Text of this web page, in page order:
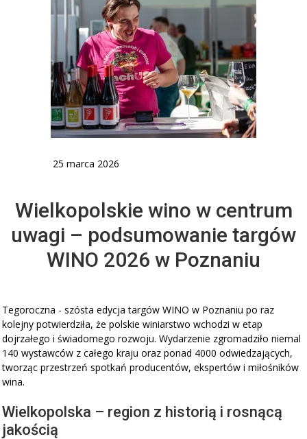
25 marca 2026
Wielkopolskie wino w centrum
uwagi – podsumowanie targów
WINO 2026 w Poznaniu
Tegoroczna - szósta edycja targów WINO w Poznaniu po raz
kolejny potwierdziła, że polskie winiarstwo wchodzi w etap
dojrzałego i świadomego rozwoju. Wydarzenie zgromadziło niemal
140 wystawców z całego kraju oraz ponad 4000 odwiedzających,
tworząc przestrzeń spotkań producentów, ekspertów i miłośników
wina.
Wielkopolska – region z historią i rosnącą
jakością